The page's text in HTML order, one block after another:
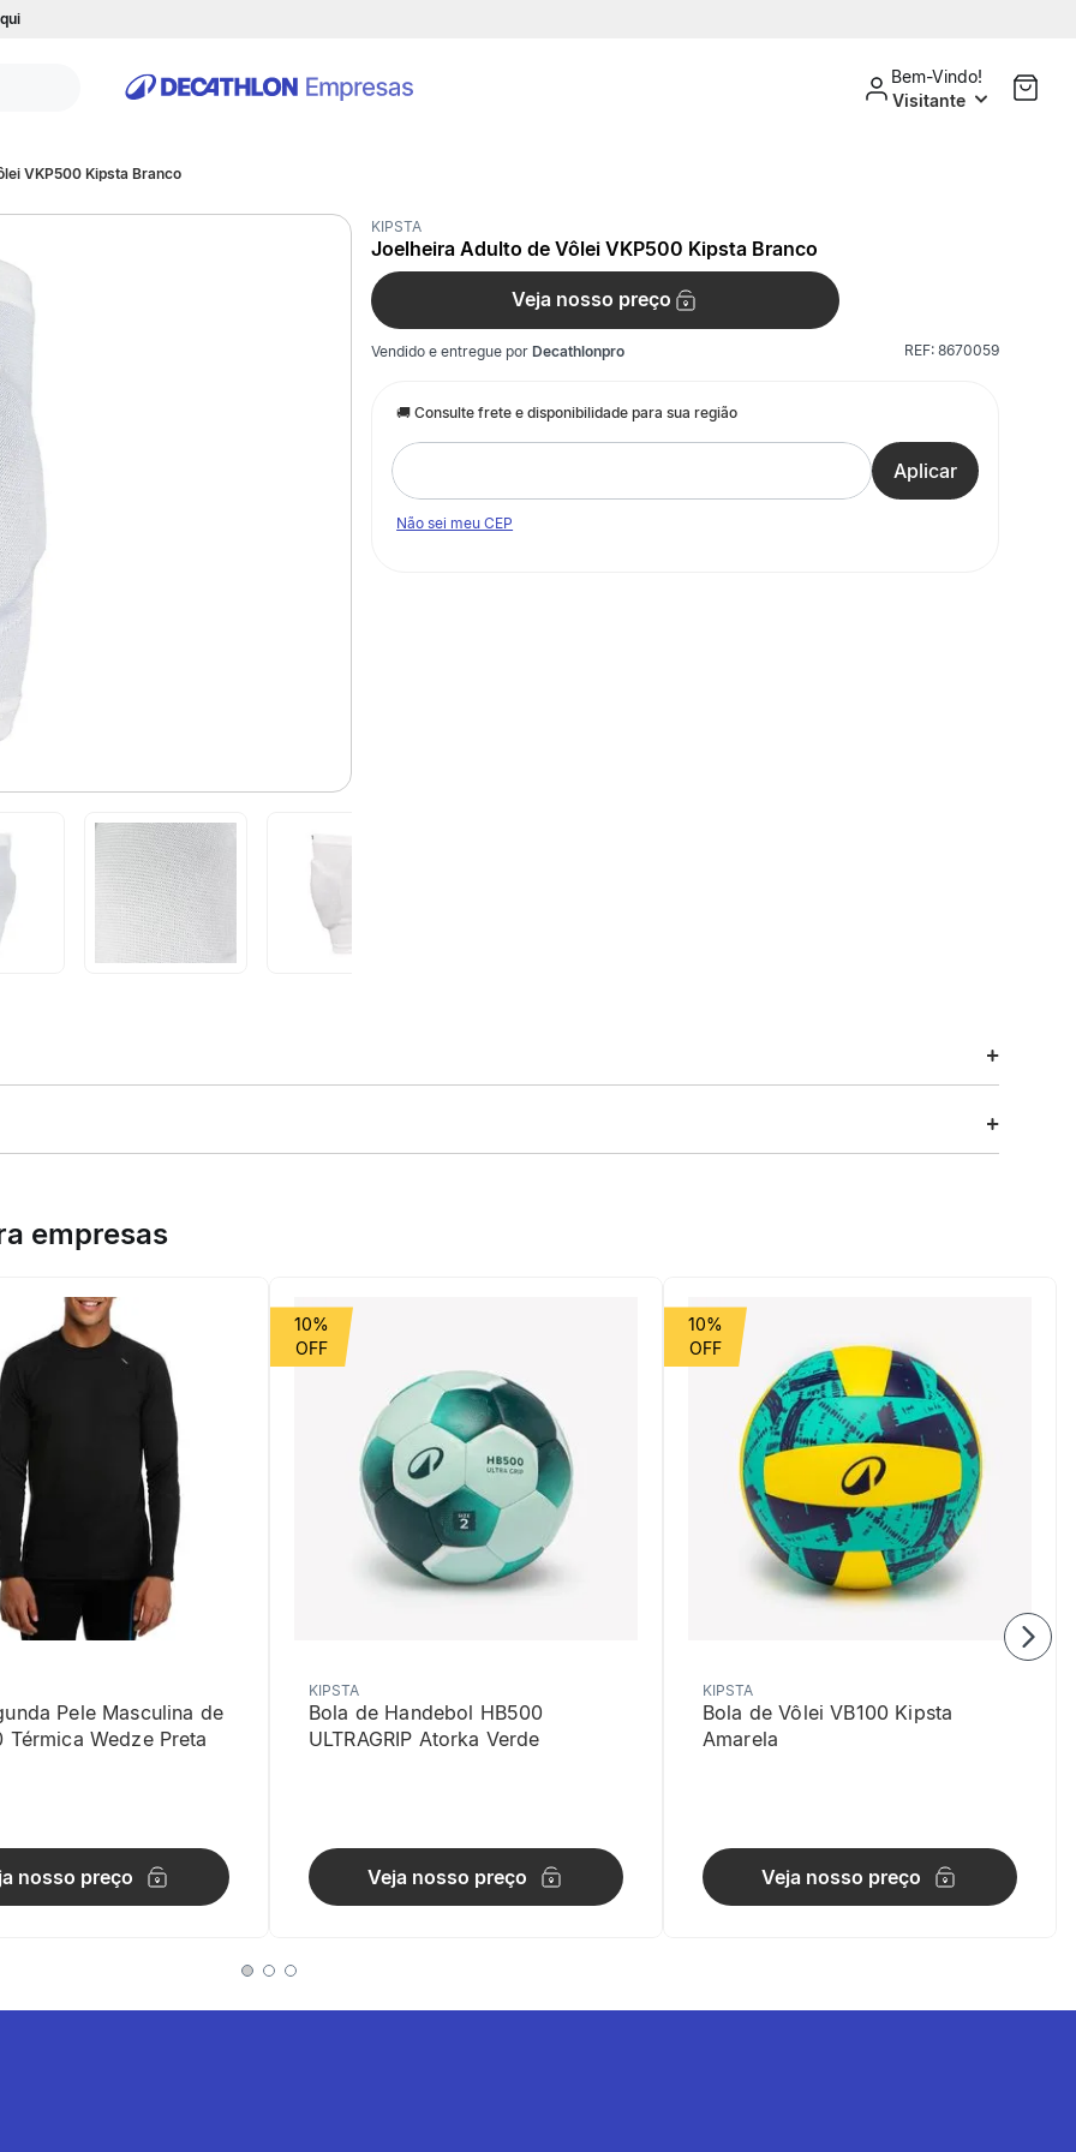
Bem-Vindo!
Visitante
VKP500 Kipsta Branco
KIPSTA
Joelheira Adulto de Vôlei VKP500 Kipsta Branco
Veja nosso preço
Vendido e entregue porDecathlonpro REF: 8670059
Não sei meu CEP
impactos
de espuma (flexível e densa) que garante proteção eficaz em quadra.
empresas
Pele Masculina de
Térmica Wedze Preta
nosso preço
KIPSTA
Bola de Handebol HB500
ULTRAGRIP Atorka Verde
10%
Veja nosso preço
KIPSTA
Bola de Vôlei VB100 Kipsta
Amarela
10%
Veja nosso preço